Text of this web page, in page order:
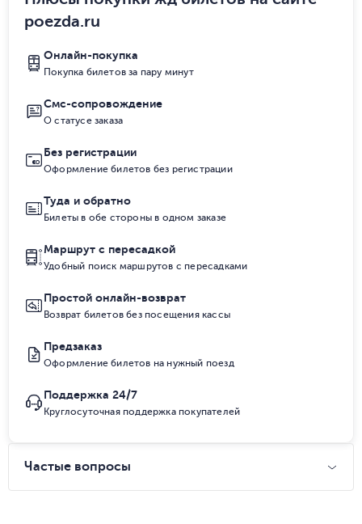
poezda.ru
Онлайн-покупка
Покупка билетов за пару минут
Смс-сопровождение
О статусе заказа
Без регистрации
Оформление билетов без регистрации
Туда и обратно
Билеты в обе стороны в одном заказе
Маршрут с пересадкой
Удобный поиск маршрутов с пересадками
Простой онлайн-возврат
Возврат билетов без посещения кассы
Предзаказ
Оформление билетов на нужный поезд
Поддержка 24/7
Круглосуточная поддержка покупателей
Частые вопросы